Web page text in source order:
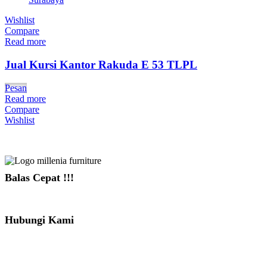
Wishlist
Compare
Read more
Jual Kursi Kantor Rakuda E 53 TLPL
Pesan
Read more
Compare
Wishlist
Hubungi Kami
Balas Cepat !!!